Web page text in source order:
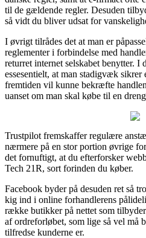
til de gældende regler. Desuden
så vidt du bliver udsat for
I øvrigt tilrådes det at man er
reglementer i forbindelse med
returret internet selskabet benytter. I
essesentielt, at man stadigvæk sikrer
fremtiden vil kunne bekræfte
uanset om man skal købe til en
Trustpilot fremskaffer regulære
nærmere på en stor portion øvrige
det fornuftigt, at du efterforsker
Tech 21R, sort forinden du køber.
Facebook byder på desuden ret så
kig ind i online forhandlerens
række butikker på nettet som
af ordreforløbet, som lige så vel må
tilfredse kunderne er.